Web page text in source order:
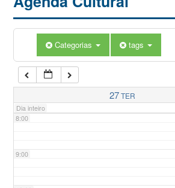
Categorias tags
27TER
Dia inteiro
5:00
7:00
8:00
9:00